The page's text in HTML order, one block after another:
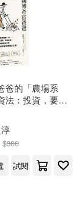
爸的「農場系
法：投資，要像
種、灌溉、等
動盪心慌，穩
股市精華全公開!
$380
試閱